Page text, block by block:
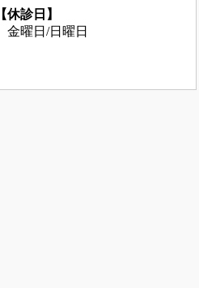
【休診日】
金曜日/日曜日